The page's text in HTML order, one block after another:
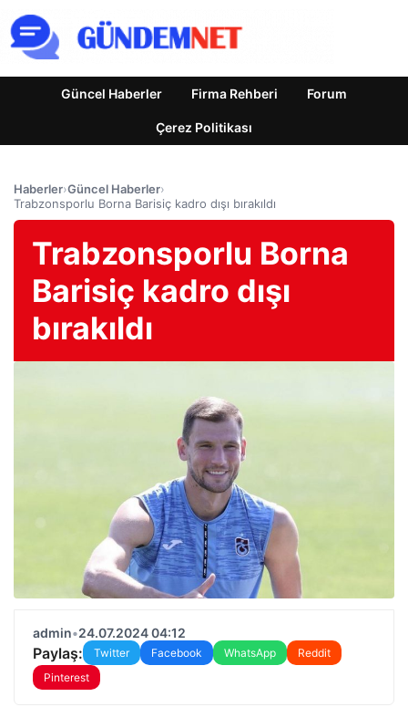
Güncel Haberler Firma Rehberi Forum
Çerez Politikası
Haberler›Güncel Haberler›
Trabzonsporlu Borna Barisiç kadro dışı bırakıldı
Trabzonsporlu Borna
Barisiç kadro dışı
bırakıldı
admin•24.07.2024 04:12
Paylaş: Twitter Facebook WhatsApp
Reddit
Pinterest